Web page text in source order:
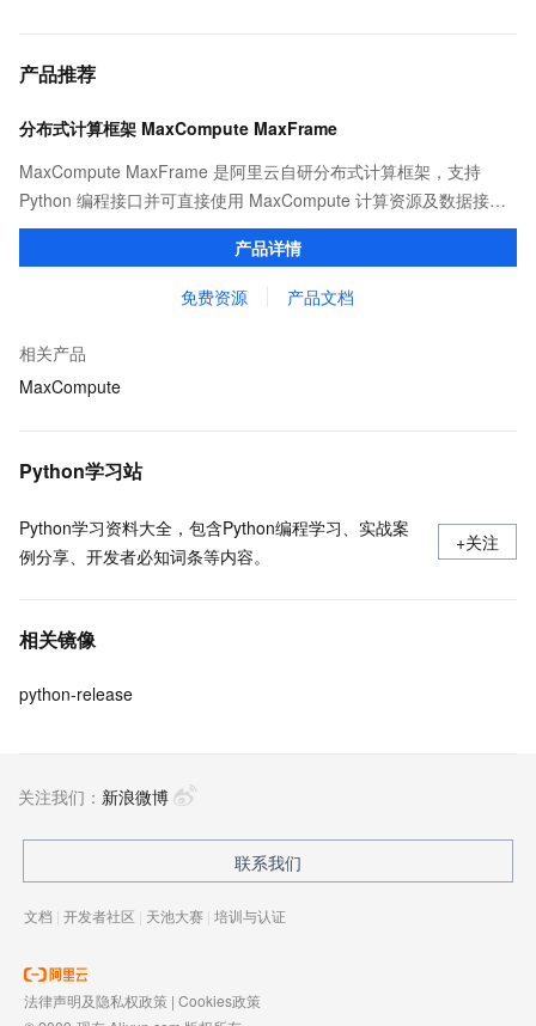
产品推荐
分布式计算框架 MaxCompute MaxFrame
MaxCompute MaxFrame 是阿里云自研分布式计算框架，支持
Python 编程接口并可直接使用 MaxCompute 计算资源及数据接
口，与 MaxCompute Notebook、镜像管理等功能共同构成
MaxCompute 完整 Python 开发生态。
产品详情
免费资源 产品文档
相关产品
MaxCompute
Python学习站
Python学习资料大全，包含Python编程学习、实战案
例分享、开发者必知词条等内容。
+关注
相关镜像
python-release
关注我们： 新浪微博
联系我们
文档 | 开发者社区 | 天池大赛 | 培训与认证
法律声明及隐私权政策 | Cookies政策